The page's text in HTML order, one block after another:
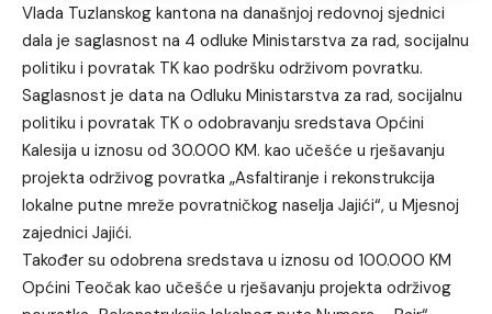
Vlada Tuzlanskog kantona na današnjoj redovnoj sjednici
dala je saglasnost na 4 odluke Ministarstva za rad, socijalnu
politiku i povratak TK kao podršku održivom povratku.
Saglasnost je data na Odluku Ministarstva za rad, socijalnu
politiku i povratak TK o odobravanju sredstava Općini
Kalesija u iznosu od 30.000 KM. kao učešće u rješavanju
projekta održivog povratka „Asfaltiranje i rekonstrukcija
lokalne putne mreže povratničkog naselja Jajići“, u Mjesnoj
zajednici Jajići.
Također su odobrena sredstava u iznosu od 100.000 KM
Općini Teočak kao učešće u rješavanju projekta održivog